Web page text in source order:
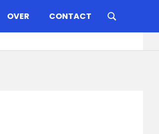
OVER CONTACT